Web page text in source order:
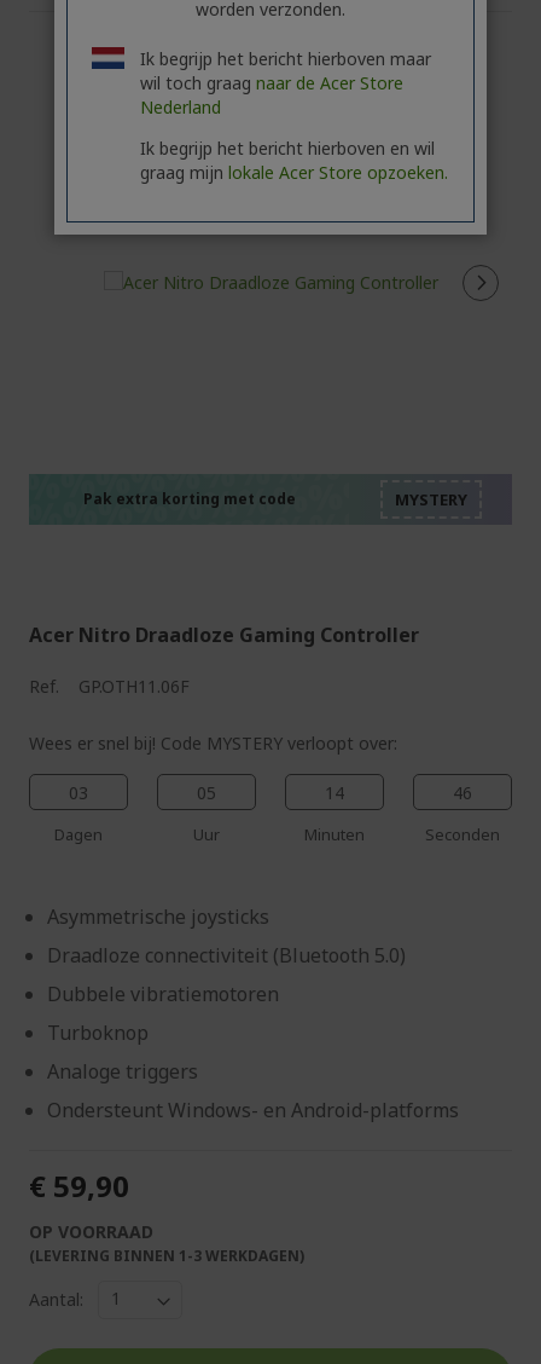
Pak extra korting met code
Acer Nitro Draadloze Gaming Controller
Ref. GP.OTH11.06F
Wees er snel bij! Code MYSTERY verloopt over:
03
Dagen
05
Uur
14
Minuten
45
Seconden
Asymmetrische joysticks
Draadloze connectiviteit (Bluetooth 5.0)
Dubbele vibratiemotoren
Turboknop
Analoge triggers
Ondersteunt Windows- en Android-platforms
€ 59,90
OP VOORRAAD
(LEVERING BINNEN 1-3 WERKDAGEN)
Aantal:
worden verzonden.
Ik begrijp het bericht hierboven maar
wil toch graag naar de Acer Store
Nederland
Ik begrijp het bericht hierboven en wil
graag mijn lokale Acer Store opzoeken.